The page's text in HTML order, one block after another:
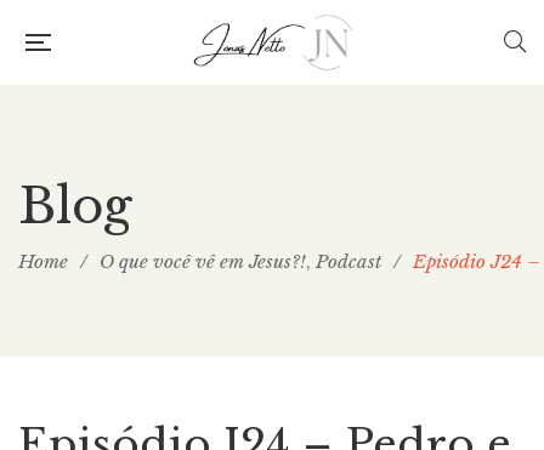
Blog
Home / O que você vê em Jesus?!, Podcast / Episódio J24 –